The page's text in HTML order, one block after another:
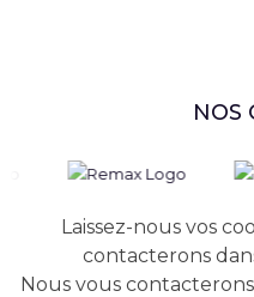
NOS
Laissez-nous vos
contacterons
Nous vous